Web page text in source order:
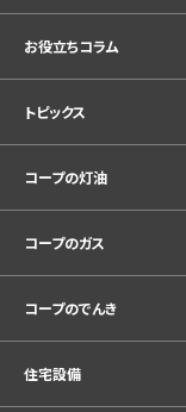
お役立ちコラム
トピックス
コープの灯油
コープのガス
コープのでんき
住宅設備